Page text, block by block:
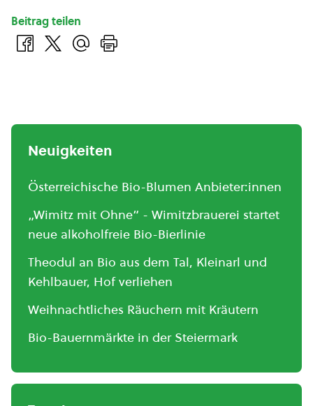
Beitrag teilen
Neuigkeiten
Österreichische Bio-Blumen Anbieter:innen
„Wimitz mit Ohne“ - Wimitzbrauerei startet
neue alkoholfreie Bio-Bierlinie
Theodul an Bio aus dem Tal, Kleinarl und
Kehlbauer, Hof verliehen
Weihnachtliches Räuchern mit Kräutern
Bio-Bauernmärkte in der Steiermark